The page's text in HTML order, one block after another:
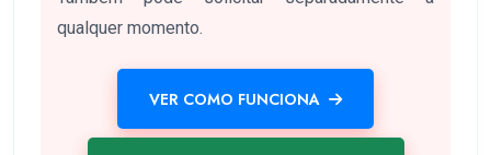
qualquer momento.
VER COMO FUNCIONA